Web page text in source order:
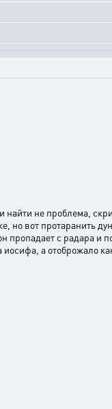
не проблема,
вот протаранить
пропадает с радара и
а отоброжало